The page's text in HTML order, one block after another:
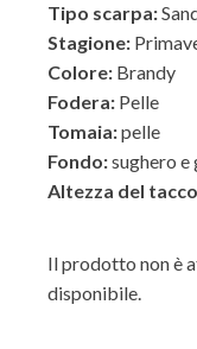
Tipo scarpa:
Stagione:
Colore: Brandy
Fodera: Pelle
Tomaia:pelle
Fondo:sughero e
Altezza del
Il prodotto non è
disponibile.